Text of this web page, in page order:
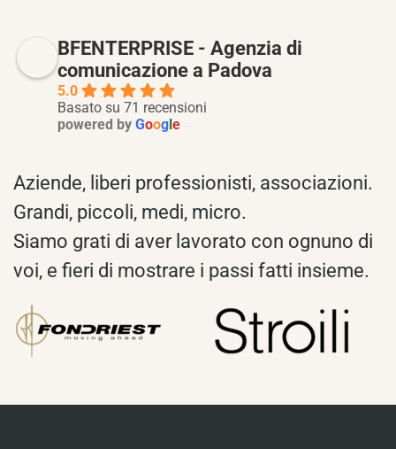
BFENTERPRISE - Agenzia di
comunicazione a Padova
5.0
Basato su 71 recensioni
powered by Goog e
Aziende, liberi professionisti, associazioni.
Grandi, piccoli, medi, micro.
Siamo grati di aver lavorato con ognuno di
voi, e fieri di mostrare i passi fatti insieme.